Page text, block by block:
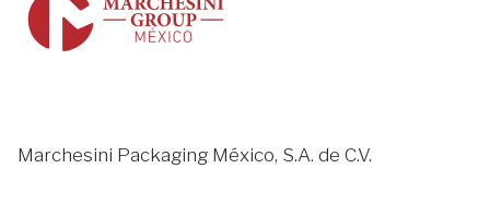
Marchesini Packaging México, S.A. de C.V.